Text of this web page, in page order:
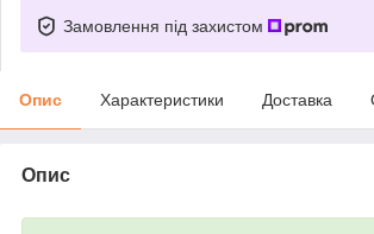
Замовлення під захистом
Опис Характеристики Доставка
Опис